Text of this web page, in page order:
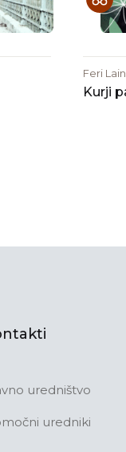
Feri
Kurji
uredništvo
uredniki